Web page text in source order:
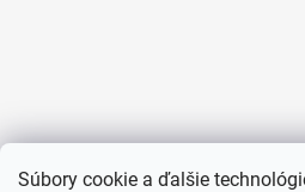
Súbory cookie a ďalšie